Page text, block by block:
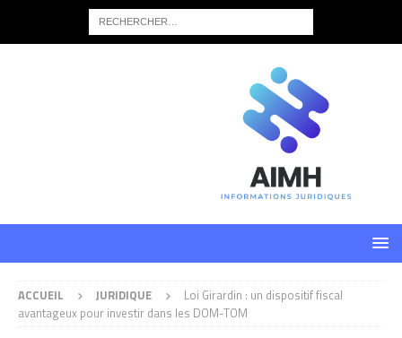
ACCUEIL JURIDIQUE
Loi Girardin : un dispositif fiscal
avantageux pour investir dans les DOM-TOM